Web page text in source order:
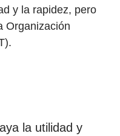
y la rapidez, pero
Organización
la utilidad y